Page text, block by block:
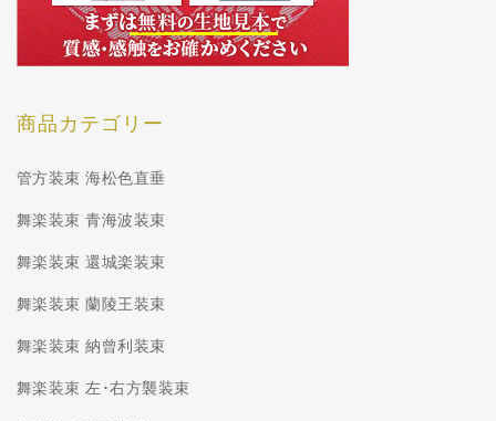
商品カテゴリー
管方装束 海松色直垂
舞楽装束 青海波装束
舞楽装束 還城楽装束
舞楽装束 蘭陵王装束
舞楽装束 納曾利装束
舞楽装束 左･右方襲装束